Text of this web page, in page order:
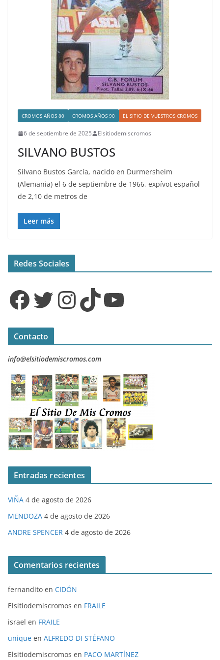
CROMOS AÑOS 80 CROMOS AÑOS 90 EL SITIO DE VUESTROS CROMOS
6 de septiembre de 2025 Elsitiodemiscromos
SILVANO BUSTOS
Silvano Bustos García, nacido en Durmersheim
(Alemania) el 6 de septiembre de 1966, expívot español
de 2,10 de metros de
Leer más
Redes Sociales
Facebook Twitter InstagramTikTok YouTube
Contacto
info@elsitiodemiscromos.com
Entradas recientes
VIÑA 4 de agosto de 2026
MENDOZA 4 de agosto de 2026
ANDRE SPENCER 4 de agosto de 2026
Comentarios recientes
fernandito en CIDÓN
Elsitiodemiscromos en FRAILE
israel en FRAILE
unique en ALFREDO DI STÉFANO
Elsitiodemiscromos en PACO MARTÍNEZ